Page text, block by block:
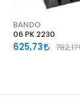
BANDO
06 PK 2230
625,73 782,17